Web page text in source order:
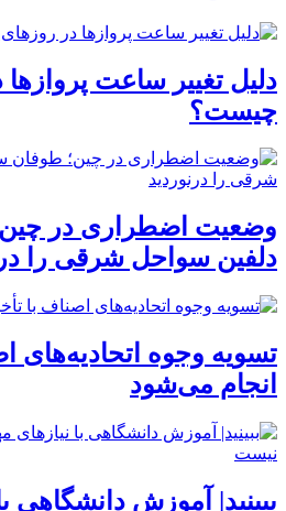
دلیل تغییر ساعت پروازها
چیست؟
وضعیت اضطراری در
دلفین سواحل شرقی را
تسویه وجوه اتحادیه‌های
انجام می‌شود
ببینید| آموزش دانشگاهی